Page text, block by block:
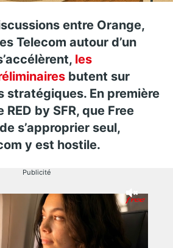
entre Orange,
Telecom autour d’un
les
butent sur
stratégiques. En première
by SFR, que Free
s’approprier seul,
y est hostile.
Publicité